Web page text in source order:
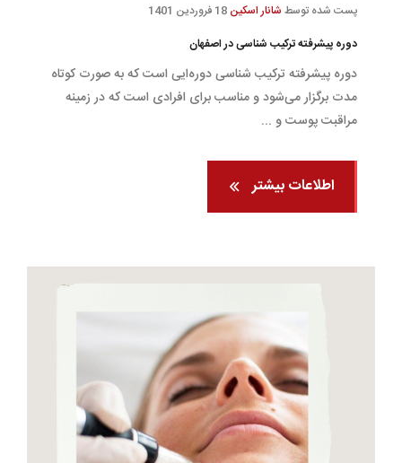
پست شده توسط شانار اسکین
دوره پیشرفته ترکیب شناسی در اصفهان
دوره پیشرفته ترکیب شناسی دوره‌ایی است که به صورت کوتاه
مدت برگزار می‌شود و مناسب برای افرادی است که در زمینه
مراقبت پوست و ...
اطلاعات بیشتر